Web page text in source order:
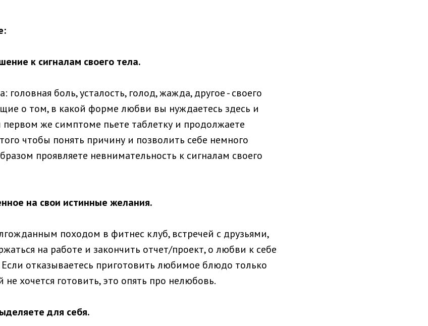
к сигналам своего тела.
боль, усталость, голод, жажда, другое - своего
о том, в какой форме любви вы нуждаетесь здесь и
первом же симптоме пьете таблетку и продолжаете
чтобы понять причину и позволить себе немного
проявляете невнимательность к сигналам своего
на свои истинные желания.
походом в фитнес клуб, встречей с друзьями,
на работе и закончить отчет/проект, о любви к себе
отказываетесь приготовить любимое блюдо только
не хочется готовить, это опять про нелюбовь.
для себя.